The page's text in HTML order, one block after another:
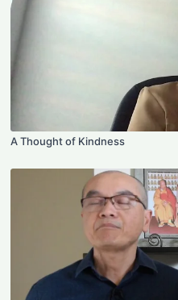
A Thought of Kindness